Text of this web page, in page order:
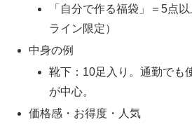
「自分で作る福袋」＝5点
ライン限定）
中身の例
靴下：10足入り。通勤でも
が中心。
価格感・お得度・人気